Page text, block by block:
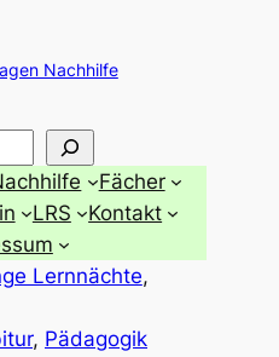
Nachhilfe
Fächer
LRS
Kontakt
Lernnächte
, Pädagogik